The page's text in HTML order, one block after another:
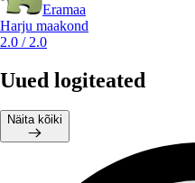
Eramaa
Harju maakond
2.0 / 2.0
Uued logiteated
Näita kõiki